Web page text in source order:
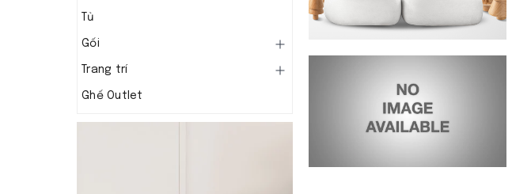
Tủ
Gối
Trang trí
Ghế Outlet